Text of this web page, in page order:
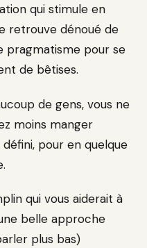
qui stimule en
retrouve dénoué de
pragmatisme pour se
de bêtises.
de gens, vous ne
moins manger
pour en quelque
qui vous aiderait à
belle approche
plus bas)